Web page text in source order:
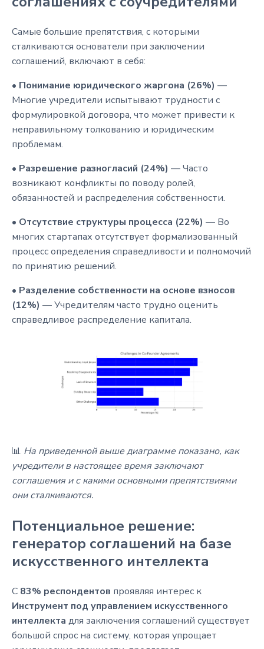
Самые большие препятствия, с которыми
сталкиваются основатели при заключении
соглашений, включают в себя:
• Понимание юридического жаргона (26%) —
Многие учредители испытывают трудности с
формулировкой договора, что может привести к
неправильному толкованию и юридическим
проблемам.
• Разрешение разногласий (24%) — Часто
возникают конфликты по поводу ролей,
обязанностей и распределения собственности.
• Отсутствие структуры процесса (22%) — Во
многих стартапах отсутствует формализованный
процесс определения справедливости и полномочий
по принятию решений.
• Разделение собственности на основе взносов
(12%) — Учредителям часто трудно оценить
справедливое распределение капитала.
📊 На приведенной выше диаграмме показано, как
учредители в настоящее время заключают
соглашения и с какими основными препятствиями
они сталкиваются.
Потенциальное решение:
генератор соглашений на базе
искусственного интеллекта
С 83% респондентов проявляя интерес к
Инструмент под управлением искусственного
интеллекта для заключения соглашений существует
большой спрос на систему, которая упрощает